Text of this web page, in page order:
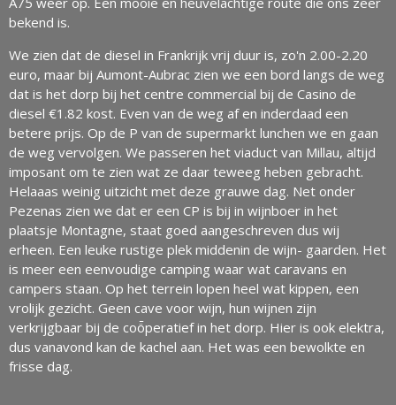
bekend is.
We zien dat de diesel in Frankrijk vrij duur is, zo'n 2.00-2.20
euro, maar bij Aumont-Aubrac zien we een bord langs de weg
dat is het dorp bij het centre commercial bij de Casino de
diesel €1.82 kost. Even van de weg af en inderdaad een
betere prijs. Op de P van de supermarkt lunchen we en gaan
de weg vervolgen. We passeren het viaduct van Millau, altijd
imposant om te zien wat ze daar teweeg heben gebracht.
Helaaas weinig uitzicht met deze grauwe dag. Net onder
Pezenas zien we dat er een CP is bij in wijnboer in het
plaatsje Montagne, staat goed aangeschreven dus wij
erheen. Een leuke rustige plek middenin de wijn- gaarden. Het
is meer een eenvoudige camping waar wat caravans en
campers staan. Op het terrein lopen heel wat kippen, een
vrolijk gezicht. Geen cave voor wijn, hun wijnen zijn
verkrijgbaar bij de coȫperatief in het dorp. Hier is ook elektra,
dus vanavond kan de kachel aan. Het was een bewolkte en
frisse dag.